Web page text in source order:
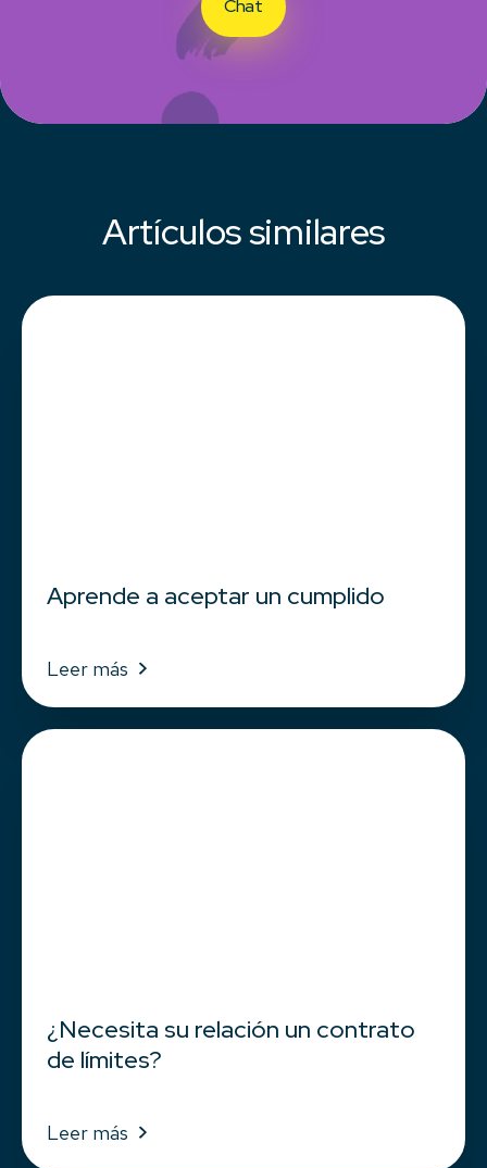
Chat
Artículos similares
Aprende a aceptar un cumplido
Leer más
¿Necesita su relación un contrato
de límites?
Leer más